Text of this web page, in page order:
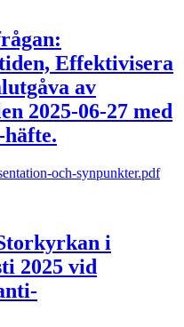
Effektivisera
av
2025-06-27 med
och-synpunkter.pdf
i
2025 vid